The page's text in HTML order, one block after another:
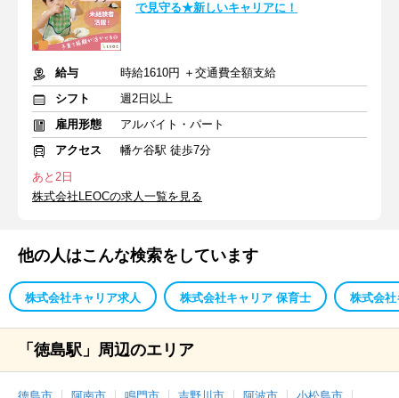
で見守る★新しいキャリアに！
給与
時給1610円 ＋交通費全額支給
シフト
週2日以上
雇用形態
アルバイト・パート
アクセス
幡ケ谷駅 徒歩7分
あと2日
株式会社LEOCの求人一覧を見る
他の人はこんな検索をしています
株式会社キャリア求人 株式会社キャリア 保育士 株式会
「徳島駅」周辺のエリア